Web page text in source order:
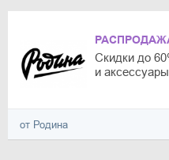
Скидки до
и
от Родина